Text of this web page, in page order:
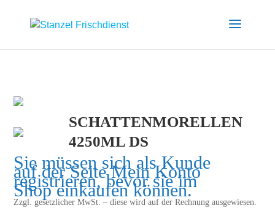
SCHATTENMORELLEN
4250ML DS
Sie müssen sich als Kunde
auf der SeiteMein Konto
registrieren, bevor sie im
Shop einkaufen können.
Zzgl. gesetzlicher MwSt. – diese wird auf der Rechnung ausgewiesen.